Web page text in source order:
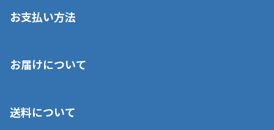
お支払い方法
いいただくことはできません。ご了承ください。
■代金引換(代引)※手数料がかかります
お届けについて
ご注文が確認出来次第、1～4営業日に発送いたします。「お取り
送料について